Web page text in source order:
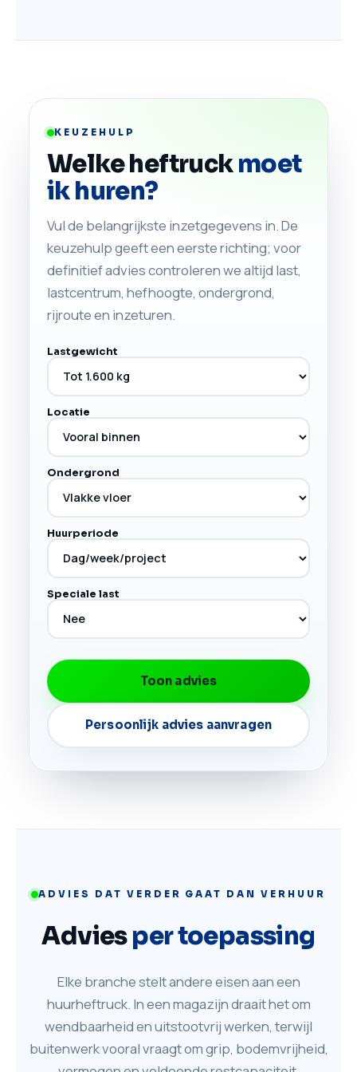
KEUZEHULP
Welke heftruckmoet
ik huren?
Vul de belangrijkste inzetgegevens in. De
keuzehulp geeft een eerste richting; voor
definitief advies controleren we altijd last,
lastcentrum, hefhoogte, ondergrond,
rijroute en inzeturen.
Lastgewicht
Locatie
Ondergrond
Huurperiode
Speciale last
Toon advies
Persoonlijk advies aanvragen
ADVIES DAT VERDER GAAT DAN VERHUUR
Adviesper toepassing
Elke branche stelt andere eisen aan een
huurheftruck. In een magazijn draait het om
wendbaarheid en uitstootvrij werken, terwijl
buitenwerk vooral vraagt om grip, bodemvrijheid,